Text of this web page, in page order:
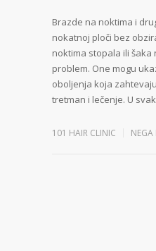
Brazde na noktima i
nokatnoj ploči bez
noktima stopala ili šaka
problem. One mogu
oboljenja koja
tretman i lečenje. U
101 HAIR CLINIC NEGA